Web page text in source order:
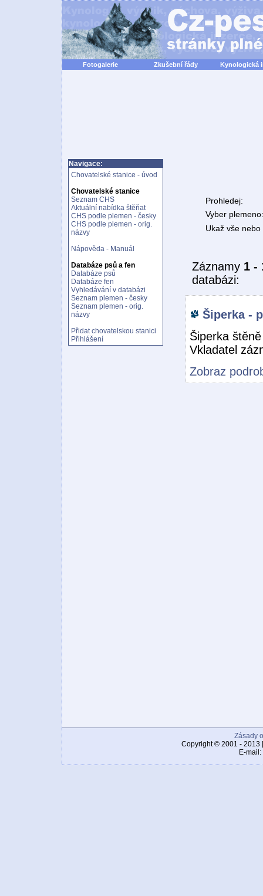
Fotogalerie Zkušební řády Kynologická
Navigace:
Chovatelské stanice - úvod
Chovatelské stanice
Seznam CHS
Aktuální nabídka štěňat
CHS podle plemen - česky
CHS podle plemen - orig.
názvy
Nápověda - Manuál
Databáze psů a fen
Databáze psů
Databáze fen
Vyhledávání v databázi
Seznam plemen - česky
Seznam plemen - orig.
názvy
Přidat chovatelskou stanici
Přihlášení
Prohledej:
Vyber plemeno:
Ukaž vše
Záznamy 1 -
databázi:
Šiperka -
Šiperka
Vkladatel
Zobraz
Zásady
Copyright © 2001 - 2013
E-mail: